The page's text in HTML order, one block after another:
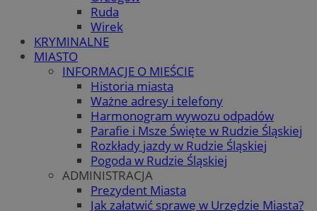
Ruda
Wirek
KRYMINALNE
MIASTO
INFORMACJE O MIEŚCIE
Historia miasta
Ważne adresy i telefony
Harmonogram wywozu odpadów
Parafie i Msze Święte w Rudzie Śląskiej
Rozkłady jazdy w Rudzie Śląskiej
Pogoda w Rudzie Śląskiej
ADMINISTRACJA
Prezydent Miasta
Jak załatwić sprawę w Urzędzie Miasta?